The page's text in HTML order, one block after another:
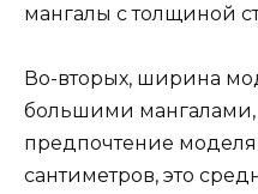
мангалы с толщиной
Во-вторых, ширина
большими мангалами,
предпочтение
сантиметров, это